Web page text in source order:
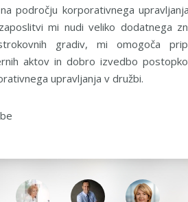
področju korporativnega
mi nudi veliko dodatnega
gradiv, mi omogoča
aktov in dobro izvedbo
upravljanja v družbi.